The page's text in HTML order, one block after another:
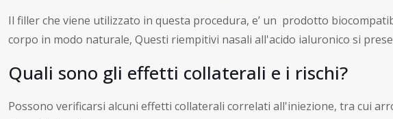
Il filler che viene utilizzato in questa procedura, e’ un prodotto
corpo in modo naturale, Questi riempitivi nasali all'acido ialuronico si
Quali sono gli effetti collaterali e i rischi?
Possono verificarsi alcuni effetti collaterali correlati all'iniezione, tra cui